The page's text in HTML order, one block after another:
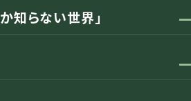
知らない世界」